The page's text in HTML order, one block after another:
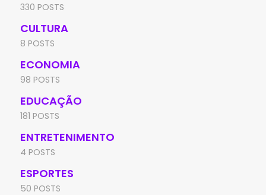
330 POSTS
CULTURA
8 POSTS
ECONOMIA
98 POSTS
EDUCAÇÃO
181 POSTS
ENTRETENIMENTO
4 POSTS
ESPORTES
50 POSTS